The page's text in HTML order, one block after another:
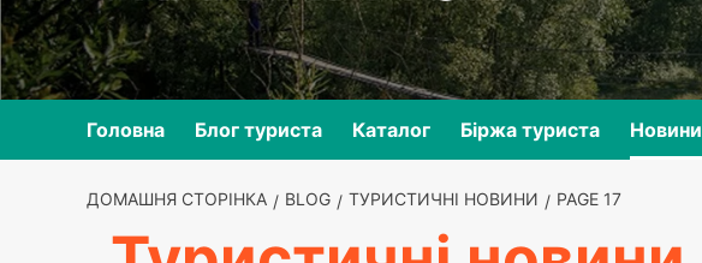
Головна Блог туриста Каталог Біржа туриста Новини
ДОМАШНЯ СТОРІНКА BLOG ТУРИСТИЧНІ НОВИНИ PAGE 17